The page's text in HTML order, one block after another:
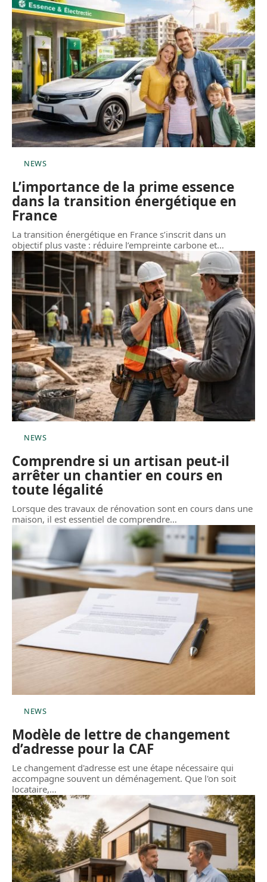
NEWS
L’importance de la prime essence
dans la transition énergétique en
France
La transition énergétique en France s’inscrit dans un
objectif plus vaste : réduire l’empreinte carbone et…
NEWS
Comprendre si un artisan peut-il
arrêter un chantier en cours en
toute légalité
Lorsque des travaux de rénovation sont en cours dans une
maison, il est essentiel de comprendre…
NEWS
Modèle de lettre de changement
d’adresse pour la CAF
Le changement d'adresse est une étape nécessaire qui
accompagne souvent un déménagement. Que l'on soit
locataire,…